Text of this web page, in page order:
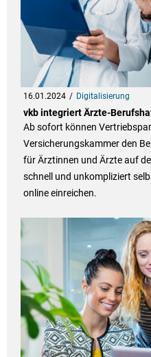
16.01.2024 Digitalisierung
vkb integriert Ärzte-
Ab sofort können
Versicherungskammer den
für Ärztinnen und Ärzte auf
schnell und unkompliziert
online einreichen.